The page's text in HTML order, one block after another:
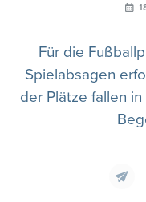
Für die
Spielabsagen
der Plätze fallen